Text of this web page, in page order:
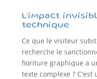
L’impact
technique
Ce que le visiteur
recherche le
fioriture graphique a
texte complexe ? C'est